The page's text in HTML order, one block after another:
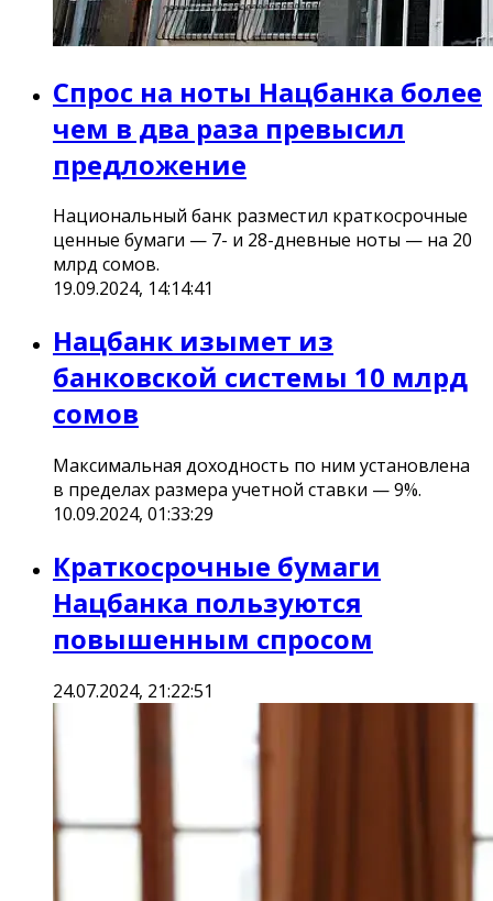
Спрос на ноты Нацбанка более
чем в два раза превысил
предложение
Национальный банк разместил краткосрочные
ценные бумаги — 7- и 28-дневные ноты — на 20
млрд сомов.
19.09.2024, 14:14:41
Нацбанк изымет из
банковской системы 10 млрд
сомов
Максимальная доходность по ним установлена
в пределах размера учетной ставки — 9%.
10.09.2024, 01:33:29
Краткосрочные бумаги
Нацбанка пользуются
повышенным спросом
24.07.2024, 21:22:51